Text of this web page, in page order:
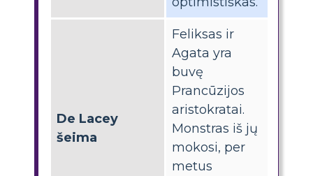
De Lacey
šeima
Feliksas ir
Agata yra
buvę
Prancūzijos
aristokratai.
Monstras iš jų
mokosi, per
metus